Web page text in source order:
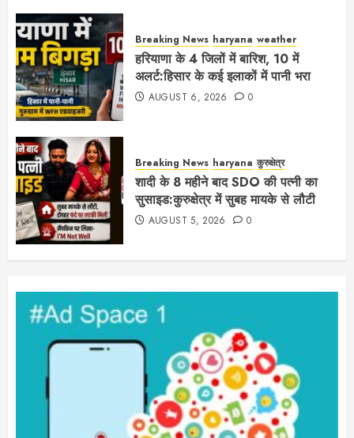
Breaking News haryana weather
हरियाणा के 4 जिलों में बारिश, 10 में
अलर्ट:हिसार के कई इलाकों में पानी भरा
AUGUST 6, 2026 0
Breaking News haryana कुरुक्षेत्र
शादी के 8 महीने बाद SDO की पत्नी का
सुसाइड:कुरुक्षेत्र में सुबह मायके से लौटी
AUGUST 5, 2026 0